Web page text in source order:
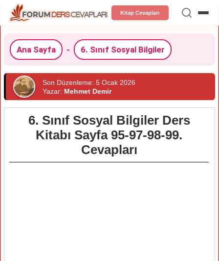
Kitap Cevapları
Ana Sayfa - 6. Sınıf Sosyal Bilgiler
Son Düzenleme: 5 Ocak 2026
Yazar: Mehmet Demir
6. Sınıf Sosyal Bilgiler Ders
Kitabı Sayfa 95-97-98-99.
Cevapları